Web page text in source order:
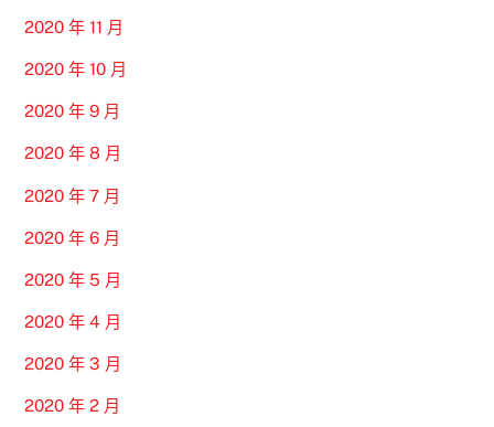
2020 年 11 月
2020 年 10 月
2020 年 9 月
2020 年 8 月
2020 年 7 月
2020 年 6 月
2020 年 5 月
2020 年 4 月
2020 年 3 月
2020 年 2 月